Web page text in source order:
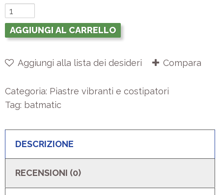
AGGIUNGI AL CARRELLO
Aggiungi alla lista dei desideri Compara
Categoria: Piastre vibranti e costipatori
Tag: batmatic
DESCRIZIONE
RECENSIONI (0)